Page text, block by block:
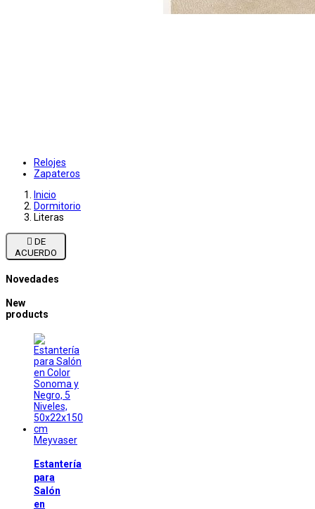
Relojes
Zapateros
Inicio
Dormitorio
Literas

ACUERDO
Novedades
New
products
Meyvaser
Estantería
para
Salón
en